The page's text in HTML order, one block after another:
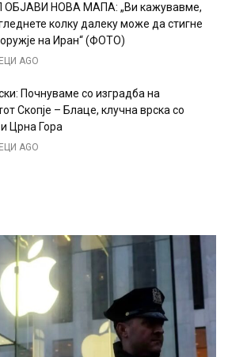
ОБЈАВИ НОВА МАПА: „Ви кажувавме,
колку далеку може да стигне
на Иран“ (ФОТО)
AGO
Почнуваме со изградба на
Скопје – Блаце, клучна врска со
Црна Гора
AGO